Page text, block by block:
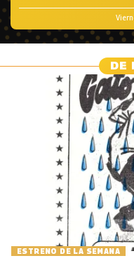
DE
ESTRENO DE LA SEMANA